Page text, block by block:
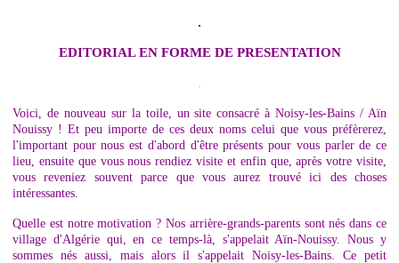
.
EDITORIAL EN FORME DE PRESENTATION
.
Voici, de nouveau sur la toile, un site consacré à Noisy-les-Bains / Aïn
Nouissy ! Et peu importe de ces deux noms celui que vous préfèrerez,
l'important pour nous est d'abord d'être présents pour vous parler de ce
lieu, ensuite que vous nous rendiez visite et enfin que, après votre visite,
vous reveniez souvent parce que vous aurez trouvé ici des choses
intéressantes.
Quelle est notre motivation ? Nos arrière-grands-parents sont nés dans ce
village d'Algérie qui, en ce temps-là, s'appelait Aïn-Nouissy. Nous y
sommes nés aussi, mais alors il s'appelait Noisy-les-Bains. Ce petit